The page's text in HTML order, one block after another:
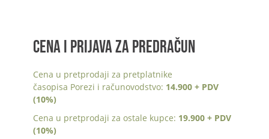
CENA I PRIJAVA ZA PREDRAČUN
Cena u pretprodaji za pretplatnike
časopisa Porezi i računovodstvo: 14.900 + PDV
(10%)
Cena u pretprodaji za ostale kupce: 19.900 + PDV
(10%)